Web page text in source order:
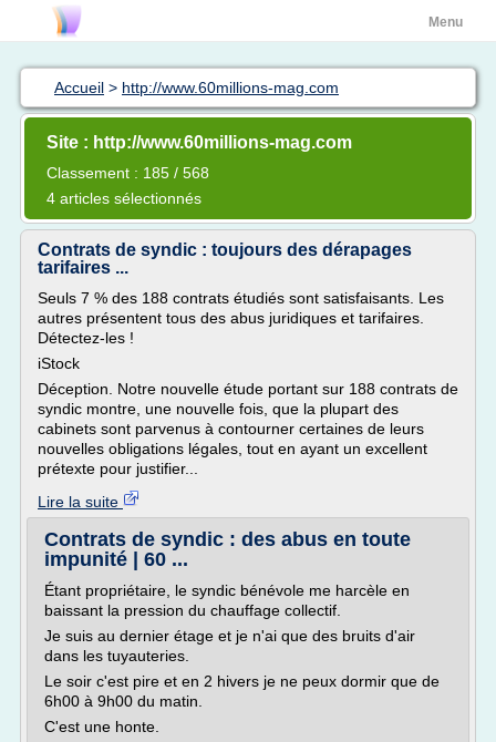
Menu
Accueil > http://www.60millions-mag.com
Site : http://www.60millions-mag.com
Classement : 185 / 568
4 articles sélectionnés
Contrats de syndic : toujours des dérapages
tarifaires ...
Seuls 7 % des 188 contrats étudiés sont satisfaisants. Les
autres présentent tous des abus juridiques et tarifaires.
Détectez-les !
iStock
Déception. Notre nouvelle étude portant sur 188 contrats de
syndic montre, une nouvelle fois, que la plupart des
cabinets sont parvenus à contourner certaines de leurs
nouvelles obligations légales, tout en ayant un excellent
prétexte pour justifier...
Lire la suite
Contrats de syndic : des abus en toute
impunité | 60 ...
Étant propriétaire, le syndic bénévole me harcèle en
baissant la pression du chauffage collectif.
Je suis au dernier étage et je n'ai que des bruits d'air
dans les tuyauteries.
Le soir c'est pire et en 2 hivers je ne peux dormir que de
6h00 à 9h00 du matin.
C'est une honte.